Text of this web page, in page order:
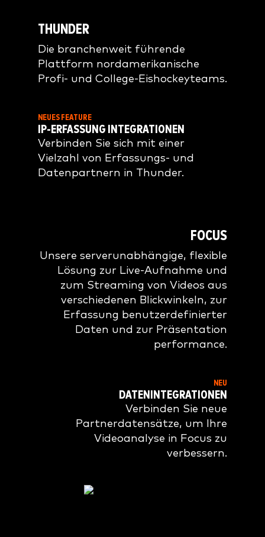
THUNDER
Die branchenweit führende
Plattform nordamerikanische
Profi- und College-Eishockeyteams.
NEUES FEATURE
IP-ERFASSUNG INTEGRATIONEN
Verbinden Sie sich mit einer
Vielzahl von Erfassungs- und
Datenpartnern in Thunder.
FOCUS
Unsere serverunabhängige, flexible
Lösung zur Live-Aufnahme und
zum Streaming von Videos aus
verschiedenen Blickwinkeln, zur
Erfassung benutzerdefinierter
Daten und zur Präsentation
performance.
NEU
DATENINTEGRATIONEN
Verbinden Sie neue
Partnerdatensätze, um Ihre
Videoanalyse in Focus zu
verbessern.